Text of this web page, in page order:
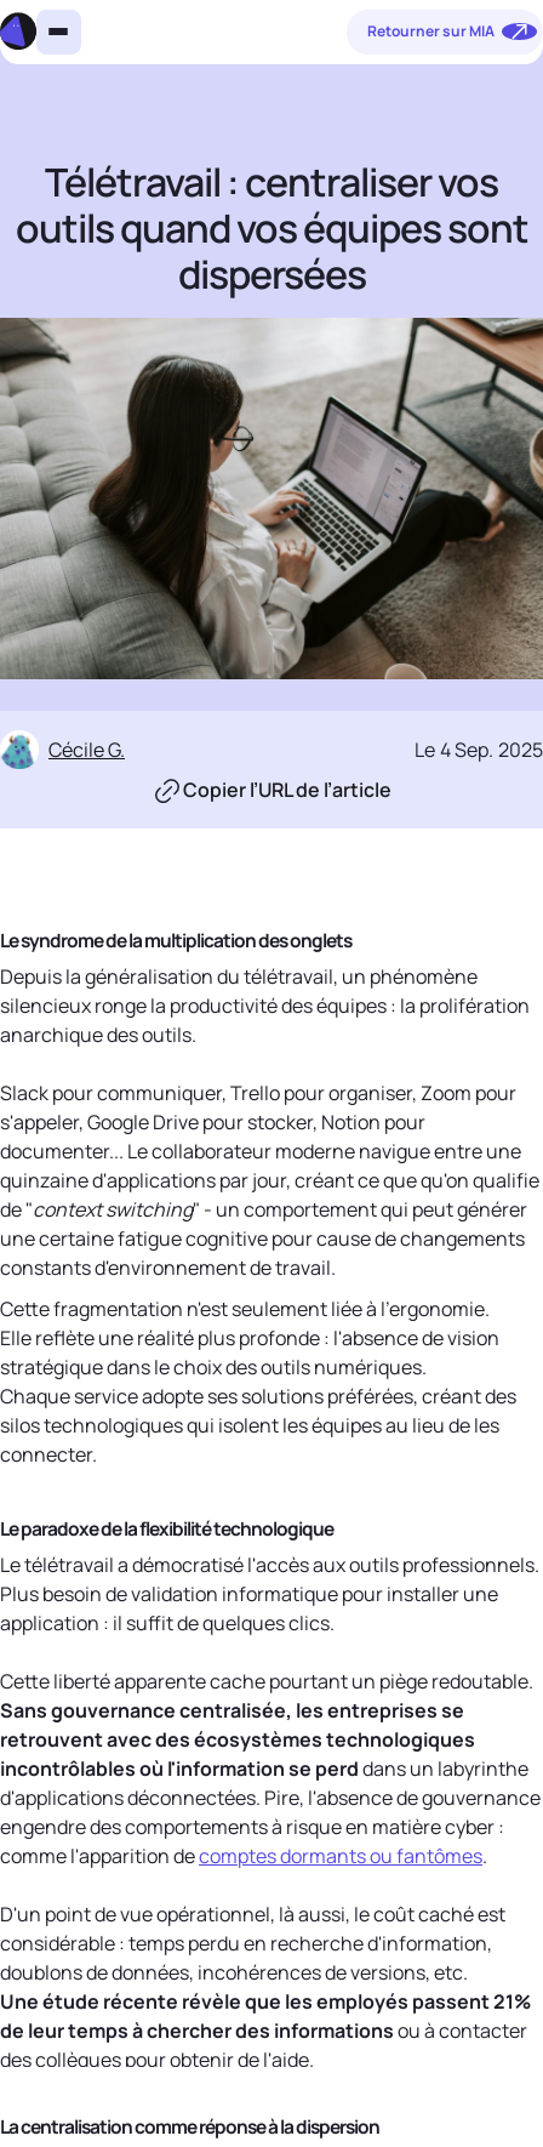
Retourner sur MIA
Télétravail : centraliser vos
outils quand vos équipes sont
dispersées
Cécile G. Le4 Sep. 2025
Copier l’URL de l’article
Le syndrome de la multiplication des onglets
Depuis la généralisation du télétravail, un phénomène
silencieux ronge la productivité des équipes : la prolifération
anarchique des outils.
Slack pour communiquer, Trello pour organiser, Zoom pour
s'appeler, Google Drive pour stocker, Notion pour
documenter... Le collaborateur moderne navigue entre une
quinzaine d'applications par jour, créant ce que qu'on qualifie
de "context switching" - un comportement qui peut générer
une certaine fatigue cognitive pour cause de changements
constants d'environnement de travail.
Cette fragmentation n'est seulement liée à l'ergonomie.
Elle reflète une réalité plus profonde : l'absence de vision
stratégique dans le choix des outils numériques.
Chaque service adopte ses solutions préférées, créant des
silos technologiques qui isolent les équipes au lieu de les
connecter.
Le paradoxe de la flexibilité technologique
Le télétravail a démocratisé l'accès aux outils professionnels.
Plus besoin de validation informatique pour installer une
application : il suffit de quelques clics.
Cette liberté apparente cache pourtant un piège redoutable.
Sans gouvernance centralisée, les entreprises se
retrouvent avec des écosystèmes technologiques
incontrôlables où l'information se perddans un labyrinthe
d'applications déconnectées. Pire, l'absence de gouvernance
engendre des comportements à risque en matière cyber :
comme l'apparition decomptes dormants ou fantômes.
D'un point de vue opérationnel, là aussi, le coût caché est
considérable : temps perdu en recherche d'information,
doublons de données, incohérences de versions, etc.
Une étude récente révèle que les employés passent 21%
de leur temps à chercher des informationsou à contacter
des collègues pour obtenir de l'aide.
La centralisation comme réponse à la dispersion